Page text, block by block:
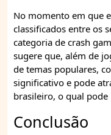
No momento em que
classificados entre os
categoria de crash
sugere que, além de
de temas populares,
significativo e pode
brasileiro, o qual
Conclusão